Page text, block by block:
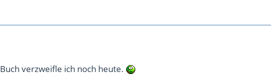
Buch verzweifle ich noch heute.